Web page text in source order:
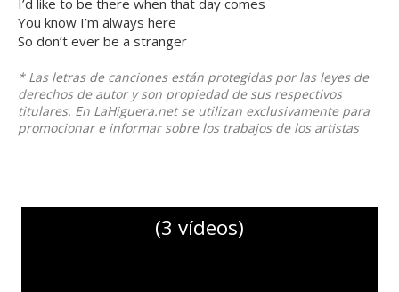
I’d like to be there when that day comes
You know I’m always here
So don’t ever be a stranger
* Las letras de canciones están protegidas por las leyes de
derechos de autor y son propiedad de sus respectivos
titulares. En LaHiguera.net se utilizan exclusivamente para
promocionar e informar sobre los trabajos de los artistas
(3 vídeos)